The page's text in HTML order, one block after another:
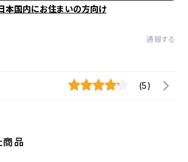
本国内にお住まいの方向け
通報する
(5)
商品